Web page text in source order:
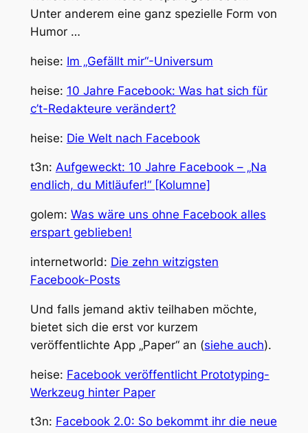
Unter anderem eine ganz spezielle Form von
Humor …
heise: Im „Gefällt mir“-Universum
heise: 10 Jahre Facebook: Was hat sich für
c’t-Redakteure verändert?
heise: Die Welt nach Facebook
t3n: Aufgeweckt: 10 Jahre Facebook – „Na
endlich, du Mitläufer!“ [Kolumne]
golem: Was wäre uns ohne Facebook alles
erspart geblieben!
internetworld: Die zehn witzigsten
Facebook-Posts
Und falls jemand aktiv teilhaben möchte,
bietet sich die erst vor kurzem
veröffentlichte App „Paper“ an (siehe auch).
heise: Facebook veröffentlicht Prototyping-
Werkzeug hinter Paper
t3n: Facebook 2.0: So bekommt ihr die neue